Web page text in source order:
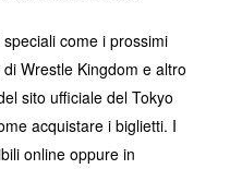
come i prossimi
Wrestle Kingdom e altro
sito ufficiale del Tokyo
acquistare i biglietti. I
online oppure in